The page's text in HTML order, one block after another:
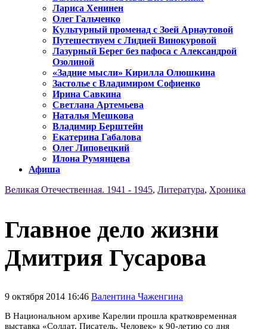
Лариса Хенинен
Олег Гальченко
Культурный променад с Зоей Арнаутовой
Путешествуем с Лидией Винокуровой
Лазурный Берег без пафоса с Александрой
Озолиной
«Задние мысли» Кирилла Олюшкина
Застолье с Владимиром Софиенко
Ирина Савкина
Светлана Артемьева
Наталья Мешкова
Владимир Берштейн
Екатерина Габалова
Олег Липовецкий
Илона Румянцева
Афиша
Великая Отечественная. 1941 - 1945, Литература, Хроника
Главное дело жизни
Дмитрия Гусарова
9 октября 2014 16:46 Валентина Чаженгина
В Национальном архиве Карелии прошла кратковременная
выставка «Солдат. Писатель. Человек» к 90-летию со дня